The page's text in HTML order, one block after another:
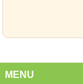
MENU